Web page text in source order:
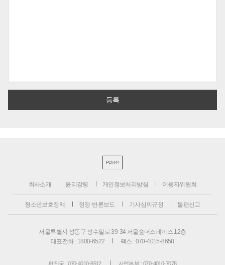
PC버전
회사소개 윤리강령 개인정보처리방침 이용자위원회
청소년보호정책 정정·반론보도 기사심의규정 불편신고
서울특별시 성동구 성수일로 39-34 서울숲더스페이스 12층
대표전화 : 1800-6522
팩스 : 070-4015-8658
편집국 : 070-4010-8512 사업본부 : 070-4010-7078